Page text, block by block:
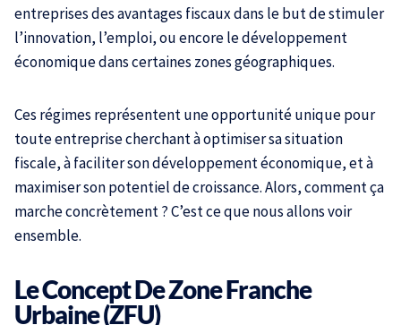
entreprises des avantages fiscaux dans le but de stimuler
l’innovation, l’emploi, ou encore le développement
économique dans certaines zones géographiques.
Ces régimes représentent une opportunité unique pour
toute entreprise cherchant à optimiser sa situation
fiscale, à faciliter son développement économique, et à
maximiser son potentiel de croissance. Alors, comment ça
marche concrètement ? C’est ce que nous allons voir
ensemble.
Le Concept De Zone Franche
Urbaine (ZFU)